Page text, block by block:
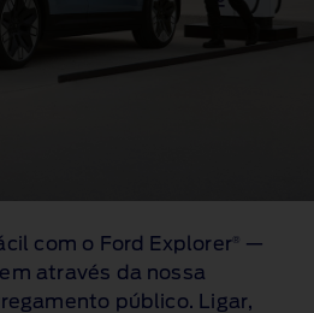
com o Ford Explorer®
—
através da nossa
público. Ligar,